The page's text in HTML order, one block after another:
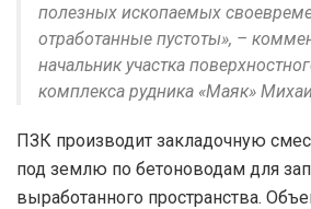
полезных ископаемых
отработанные пустоты», –
начальник участка
комплекса рудника «Маяк»
ПЗК производит закладочную
под землю по бетоноводам для
выработанного пространства.